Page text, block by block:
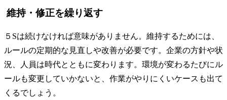
維持・修正を繰り返す
５Sは続けなければ意味がありません。維持するためには、
ルールの定期的な見直しや改善が必要です。企業の方針や状
況、人員は時代とともに変わります。環境が変わるたびにル
ールも変更していかないと、作業がやりにくいケースも出て
くるでしょう。